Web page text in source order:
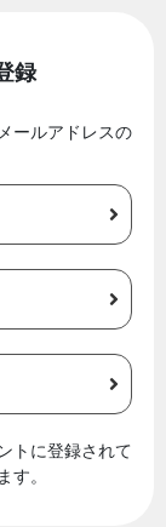
録
ールアドレスの
トに登録されて
す。